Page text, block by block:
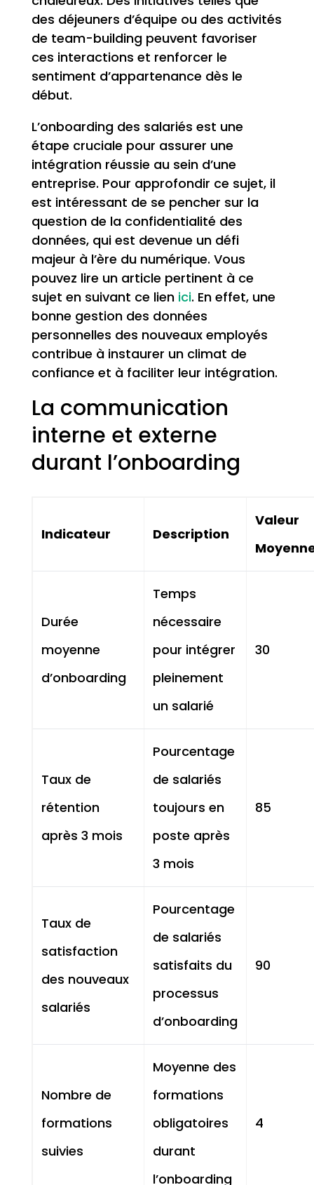
des déjeuners d’équipe ou des activités
de team-building peuvent favoriser
ces interactions et renforcer le
sentiment d’appartenance dès le
début.
L’onboarding des salariés est une
étape cruciale pour assurer une
intégration réussie au sein d’une
entreprise. Pour approfondir ce sujet, il
est intéressant de se pencher sur la
question de la confidentialité des
données, qui est devenue un défi
majeur à l’ère du numérique. Vous
pouvez lire un article pertinent à ce
sujet en suivant ce lien ici. En effet, une
bonne gestion des données
personnelles des nouveaux employés
contribue à instaurer un climat de
confiance et à faciliter leur intégration.
La communication
interne et externe
durant l’onboarding
Indicateur Description
Valeur
Durée
moyenne
d’onboarding
Temps
nécessaire
pour intégrer
pleinement
un salarié
30
Taux de
rétention
après 3 mois
Pourcentage
de salariés
toujours en
poste après
3 mois
85
Taux de
satisfaction
des nouveaux
salariés
Pourcentage
de salariés
satisfaits du
processus
d’onboarding
90
Nombre de
formations
suivies
Moyenne des
formations
obligatoires
durant
l’onboarding
4